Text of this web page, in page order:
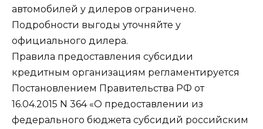
автомобилей у дилеров ограничено.
Подробности выгоды уточняйте у
официального дилера.
Правила предоставления субсидии
кредитным организациям регламентируется
Постановлением Правительства РФ от
16.04.2015 N 364 «О предоставлении из
федерального бюджета субсидий российским